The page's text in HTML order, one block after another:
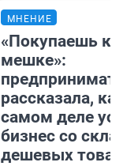
МНЕНИЕ
«Покупаешь
мешке»:
рассказала,
самом деле
бизнес со
дешевых